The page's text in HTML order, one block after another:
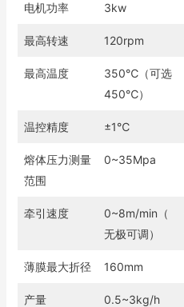
电机功率 3kw
最高转速 120rpm
最高温度
350℃（可选
450℃）
温控精度 ±1℃
熔体压力测量
范围
0~35Mpa
牵引速度
0~8m/min（
无极可调）
薄膜最大折径 160mm
产量 0.5~3kg/h